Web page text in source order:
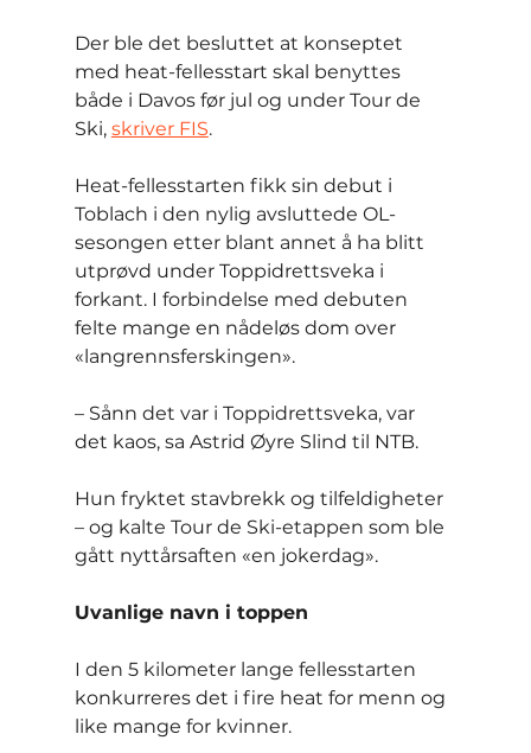
Der ble det besluttet at konseptet
med heat-fellesstart skal benyttes
både i Davos før jul og under Tour de
Ski, skriver FIS.
Heat-fellesstarten fikk sin debut i
Toblach i den nylig avsluttede OL-
sesongen etter blant annet å ha blitt
utprøvd under Toppidrettsveka i
forkant. I forbindelse med debuten
felte mange en nådeløs dom over
«langrennsferskingen».
– Sånn det var i Toppidrettsveka, var
det kaos, sa Astrid Øyre Slind til NTB.
Hun fryktet stavbrekk og tilfeldigheter
– og kalte Tour de Ski-etappen som ble
gått nyttårsaften «en jokerdag».
Uvanlige navn i toppen
I den 5 kilometer lange fellesstarten
konkurreres det i fire heat for menn og
like mange for kvinner.